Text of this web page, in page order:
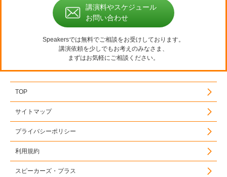
講演料やスケジュール
お問い合わせ
Speakersでは無料でご相談をお受けしております。
講演依頼を少しでもお考えのみなさま、
まずはお気軽にご相談ください。
TOP
サイトマップ
プライバシーポリシー
利用規約
スピーカーズ・プラス